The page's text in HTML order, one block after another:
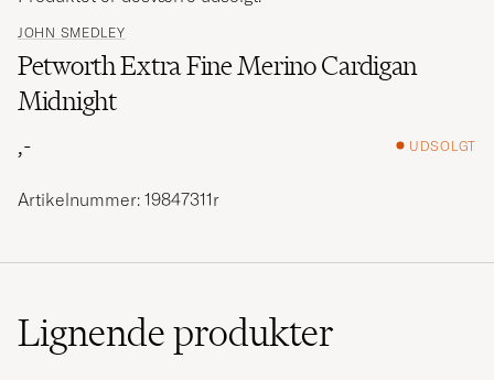
JOHN SMEDLEY
Petworth Extra Fine Merino Cardigan
Midnight
,-
UDSOLGT
Artikelnummer: 19847311r
Lignendeprodukter